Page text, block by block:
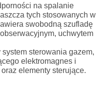
na spalanie
tych stosowanych w
swobodną szufladę
uchwytem
sterowania gazem,
elektromagnes i
elementy sterujące.